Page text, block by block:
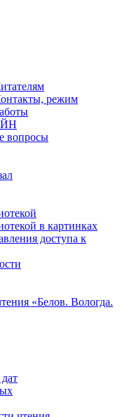
режим
вопросы
в картинках
доступа к
«Белов. Вологда.